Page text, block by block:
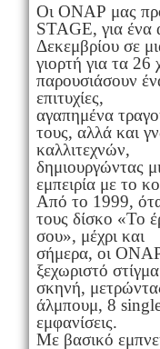
Οι ΟΝΑΡ μας
STAGE, για ένα
Δεκεμβρίου σε
γιορτή για τα
παρουσιάσουν
επιτυχίες,
αγαπημένα
τους, αλλά και
καλλιτεχνών,
δημιουργώντας
εμπειρία με το
Από το 1999,
τους δίσκο «Το
σου», μέχρι και
σήμερα, οι ΟΝΑΡ
ξεχωριστό
σκηνή,
άλμπουμ, 8
εμφανίσεις.
Με βασικό